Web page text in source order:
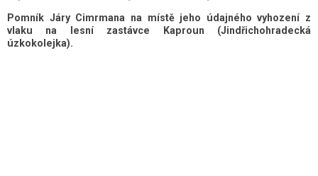
Pomník Járy Cimrmana na místě jeho údajného vyhození z
vlaku na lesní zastávce Kaproun (Jindřichohradecká
úzkokolejka).